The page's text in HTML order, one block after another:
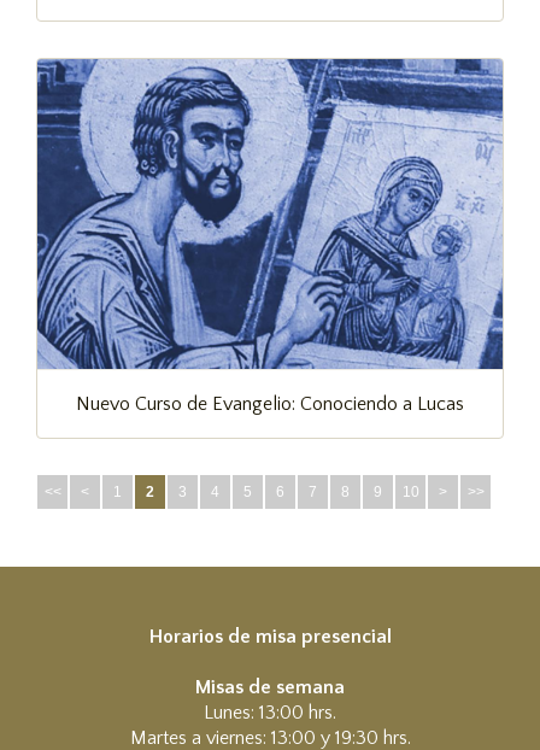
Nuevo Curso de Evangelio: Conociendo a Lucas
<< < 1 2 3 4 5 6 7 8 9 10 > >>
Horarios de misa presencial
Misas de semana
Lunes: 13:00 hrs.
Martes a viernes: 13:00 y 19:30 hrs.